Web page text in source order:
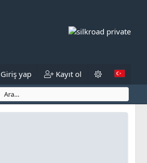
Giriş yap Kayıt ol